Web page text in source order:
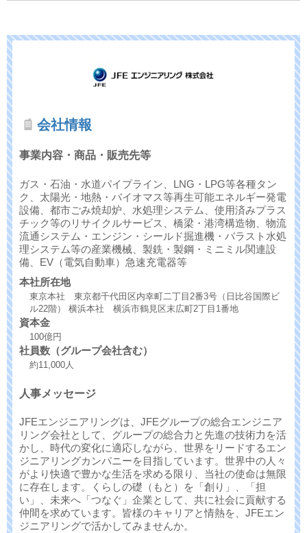
会社情報
事業内容・商品・販売先等
ガス・石油・水道パイプライン、LNG・LPG等各種タン
ク、太陽光・地熱・バイオマス等再生可能エネルギー発電
設備、都市ごみ焼却炉、水処理システム、使用済みプラス
チック等のリサイクルサービス、橋梁・港湾構造物、物流
流通システム・エンジン・シールド掘進機・バラスト水処
理システム等の産業機械、製銑・製鋼・ミニミル関連設
備、EV（電気自動車）急速充電器等
本社所在地
東京本社 東京都千代田区内幸町二丁目2番3号（日比谷国際ビ
ル22階） 横浜本社 横浜市鶴見区末広町2丁目1番地
資本金
100億円
社員数（グループ会社含む）
約11,000人
人事メッセージ
JFEエンジニアリングは、JFEグループの総合エンジニア
リング会社として、グループの総合力と先進の技術力を活
かし、時代の変化に適応しながら、世界をリードするエン
ジニアリングカンパニーを目指しています。世界中の人々
がより快適で豊かな生活を求める限り、当社の使命は無限
に存在します。くらしの礎（もと）を「創り」、「担
い」、未来へ「つなぐ」企業として、共に社会に貢献する
仲間を求めています。皆様のキャリアと情熱を、JFEエン
ジニアリングで活かしてみませんか。